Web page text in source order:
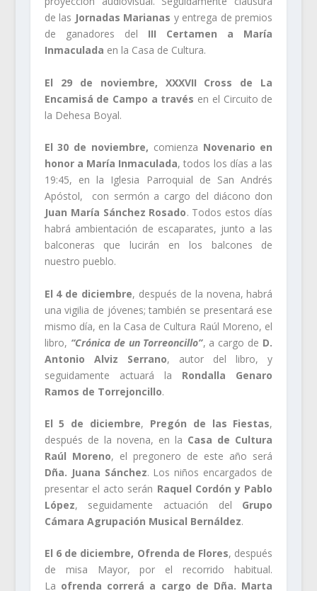
de las Jornadas Marianas y entrega de premios
de ganadores del III Certamen a María
Inmaculada en la Casa de Cultura.
El 29 de noviembre,
XXXVII Cross de La
Encamisá de Campo a través en el Circuito de
la Dehesa Boyal.
El 30 de noviembre, comienza Novenario en
honor a María Inmaculada, todos los días a las
19:45, en la Iglesia Parroquial de San Andrés
Apóstol, con sermón a cargo del diácono don
Juan María Sánchez Rosado. Todos estos días
habrá ambientación de escaparates, junto a las
balconeras que lucirán en los balcones de
nuestro pueblo.
El 4 de diciembre, después de la novena, habrá
una vigilia de jóvenes; también se presentará ese
mismo día, en la Casa de Cultura Raúl Moreno, el
libro, “Crónica de un Torreoncillo”, a cargo de D.
Antonio Alviz Serrano, autor del libro, y
seguidamente actuará la Rondalla Genaro
Ramos de Torrejoncillo.
El 5 de diciembre, Pregón de las Fiestas,
después de la novena, en la Casa de Cultura
Raúl Moreno, el pregonero de este año será
Dña. Juana Sánchez. Los niños encargados de
presentar el acto serán Raquel Cordón y Pablo
López, seguidamente actuación del Grupo
Cámara Agrupación Musical Bernáldez.
El 6 de diciembre, Ofrenda de Flores, después
de misa Mayor, por el recorrido habitual.
La ofrenda correrá a cargo de Dña. Marta